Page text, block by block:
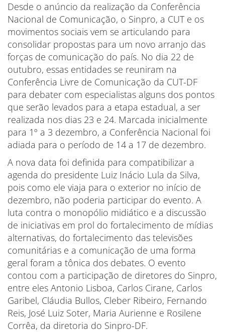
Desde o anúncio da realização da Conferência
Nacional de Comunicação, o Sinpro, a CUT e os
movimentos sociais vem se articulando para
consolidar propostas para um novo arranjo das
forças de comunicação do país. No dia 22 de
outubro, essas entidades se reuniram na
Conferência Livre de Comunicação da CUT-DF
para debater com especialistas alguns dos pontos
que serão levados para a etapa estadual, a ser
realizada nos dias 23 e 24. Marcada inicialmente
para 1º a 3 dezembro, a Conferência Nacional foi
adiada para o período de 14 a 17 de dezembro.
A nova data foi definida para compatibilizar a
agenda do presidente Luiz Inácio Lula da Silva,
pois como ele viaja para o exterior no início de
dezembro, não poderia participar do evento. A
luta contra o monopólio midiático e a discussão
de iniciativas em prol do fortalecimento de mídias
alternativas, do fortalecimento das televisões
comunitárias e a comunicação de uma forma
geral foram a tônica dos debates. O evento
contou com a participação de diretores do Sinpro,
entre eles Antonio Lisboa, Carlos Cirane, Carlos
Garibel, Cláudia Bullos, Cleber Ribeiro, Fernando
Reis, José Luiz Soter, Maria Aurienne e Rosilene
Corrêa, da diretoria do Sinpro-DF.